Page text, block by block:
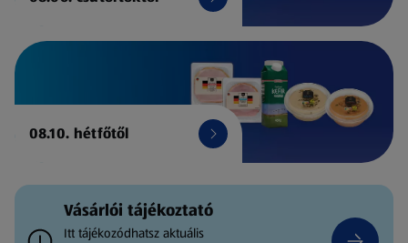
08.10. hétfőtől
Vásárlói tájékoztató
Itt tájékozódhatsz aktuális